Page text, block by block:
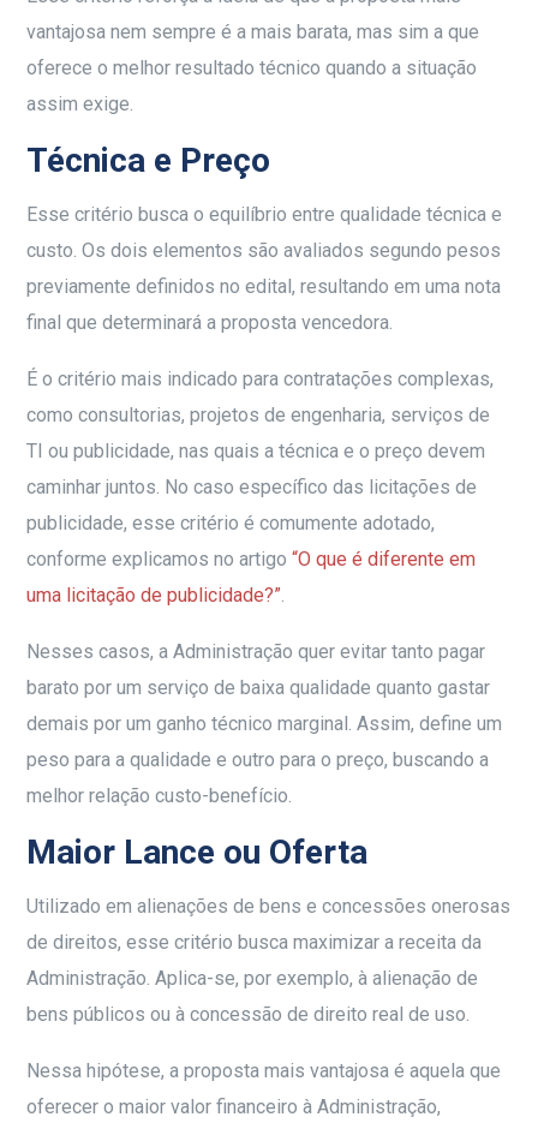
vantajosa nem sempre é a mais barata, mas sim a que
oferece o melhor resultado técnico quando a situação
assim exige.
Técnica e Preço
Esse critério busca o equilíbrio entre qualidade técnica e
custo. Os dois elementos são avaliados segundo pesos
previamente definidos no edital, resultando em uma nota
final que determinará a proposta vencedora.
É o critério mais indicado para contratações complexas,
como consultorias, projetos de engenharia, serviços de
TI ou publicidade, nas quais a técnica e o preço devem
caminhar juntos. No caso específico das licitações de
publicidade, esse critério é comumente adotado,
conforme explicamos no artigo “O que é diferente em
uma licitação de publicidade?”.
Nesses casos, a Administração quer evitar tanto pagar
barato por um serviço de baixa qualidade quanto gastar
demais por um ganho técnico marginal. Assim, define um
peso para a qualidade e outro para o preço, buscando a
melhor relação custo-benefício.
Maior Lance ou Oferta
Utilizado em alienações de bens e concessões onerosas
de direitos, esse critério busca maximizar a receita da
Administração. Aplica-se, por exemplo, à alienação de
bens públicos ou à concessão de direito real de uso.
Nessa hipótese, a proposta mais vantajosa é aquela que
oferecer o maior valor financeiro à Administração,